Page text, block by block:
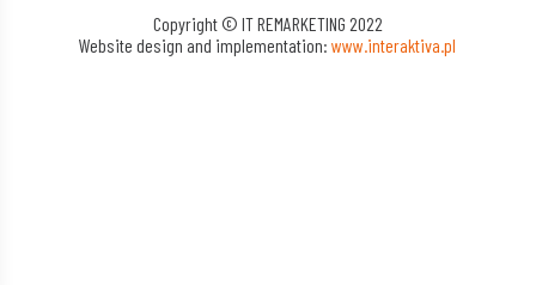
Copyright © IT REMARKETING 2022
Website design and implementation:www.interaktiva.pl